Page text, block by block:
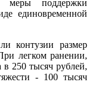
меры поддержки
единовременной
контузии размер
легком ранении,
в 250 тысяч рублей,
- 100 тысяч